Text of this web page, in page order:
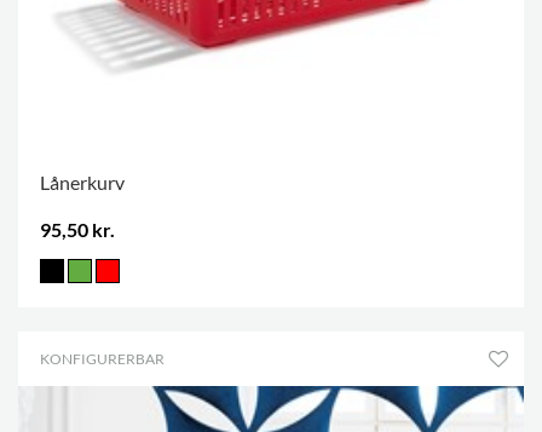
Lånerkurv
95,50 kr.
KONFIGURERBAR